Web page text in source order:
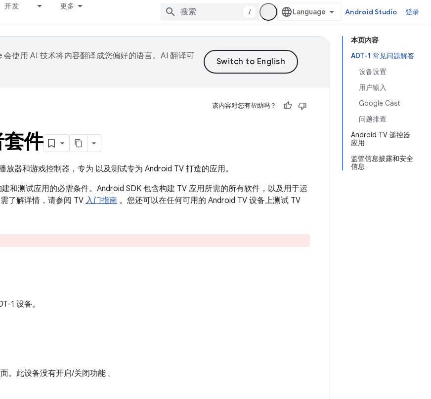
开发 更多
/ Android Studio 登录
本页内容
ADT-1 常见问题解答
设备设置
用户输入
Google Cast
问题排查
Android TV 遥控器
应用
监管信息披露和安全
信息
会使用 AI 技术将内容翻译成您偏好的语言。AI 翻译可
该内容对您有帮助吗？
件
放器和游戏控制器，专为 以及测试专为 Android TV 打造的应用。
和测试应用的必需条件。Android SDK 包含构建 TV 应用所需的所有软件，以及用于运
了解详情，请参阅 TV 入门指南 。您还可以在任何可用的 Android TV 设备上测试 TV
1 设备。
。此设备没有开启/关闭功能 。